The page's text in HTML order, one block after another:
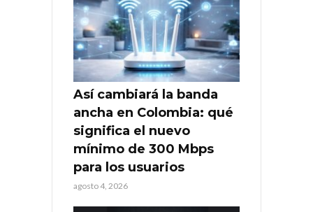
Así cambiará la banda
ancha en Colombia: qué
significa el nuevo
mínimo de 300 Mbps
para los usuarios
agosto 4, 2026